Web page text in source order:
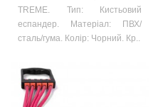
TREME. Тип: Кистьовий
еспандер. Матеріал: ПВХ/
сталь/гума. Колір: Чорний. Кр..